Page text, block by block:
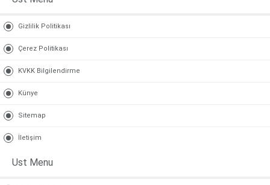
Gizlilik Politikası
Çerez Politikası
KVKK Bilgilendirme
Künye
Sitemap
İletişim
Ust Menu